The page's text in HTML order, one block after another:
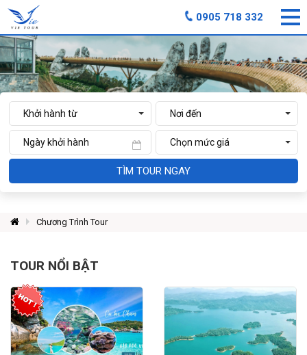
TÌM TOUR NGAY
Chương Trình Tour
TOUR NỔI BẬT
0905 718 332